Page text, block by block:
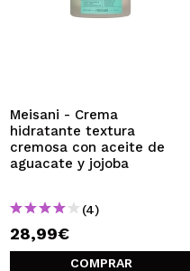
Meisani - Crema
hidratante textura
cremosa con aceite de
aguacate y jojoba
(4)
28,99€
COMPRAR